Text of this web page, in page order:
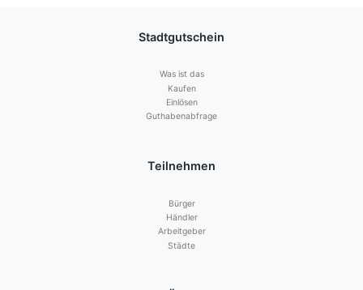
Stadtgutschein
Was ist das
Kaufen
Einlösen
Guthabenabfrage
Teilnehmen
Bürger
Händler
Arbeitgeber
Städte